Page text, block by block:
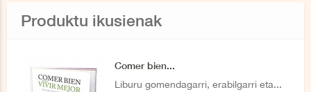
Produktu ikusienak
Comer bien...
Liburu gomendagarri, erabilgarri eta...